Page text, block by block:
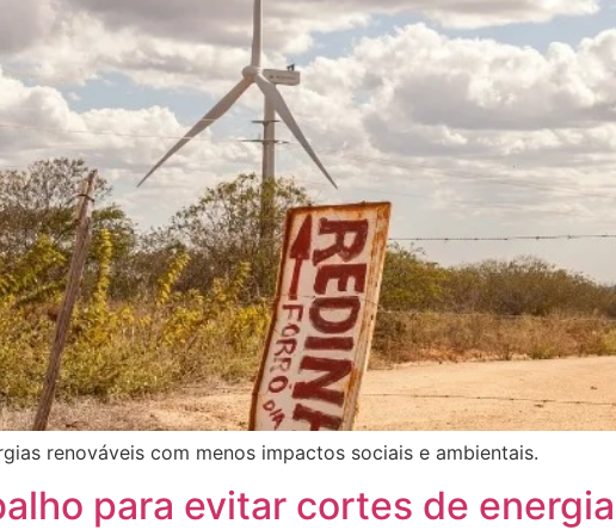
renováveis com menos impactos sociais e ambientais.
para evitar cortes de